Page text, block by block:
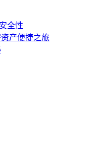
全性
产便捷之旅